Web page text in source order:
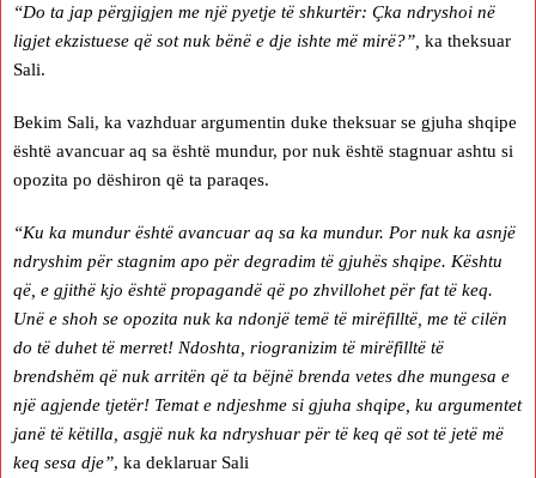
“Do ta jap përgjigjen me një pyetje të shkurtër: Çka ndryshoi në
ligjet ekzistuese që sot nuk bënë e dje ishte më mirë?”, ka theksuar
Sali.
Bekim Sali, ka vazhduar argumentin duke theksuar se gjuha shqipe
është avancuar aq sa është mundur, por nuk është stagnuar ashtu si
opozita po dëshiron që ta paraqes.
“Ku ka mundur është avancuar aq sa ka mundur. Por nuk ka asnjë
ndryshim për stagnim apo për degradim të gjuhës shqipe. Kështu
që, e gjithë kjo është propagandë që po zhvillohet për fat të keq.
Unë e shoh se opozita nuk ka ndonjë temë të mirëfilltë, me të cilën
do të duhet të merret! Ndoshta, riogranizim të mirëfilltë të
brendshëm që nuk arritën që ta bëjnë brenda vetes dhe mungesa e
një agjende tjetër! Temat e ndjeshme si gjuha shqipe, ku argumentet
janë të këtilla, asgjë nuk ka ndryshuar për të keq që sot të jetë më
keq sesa dje”, ka deklaruar Sali